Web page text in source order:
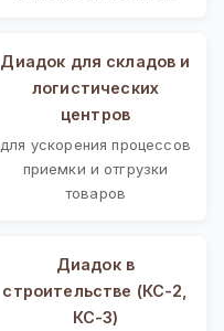
Диадок для складов и
логистических
центров
для ускорения процессов
приемки и отгрузки
товаров
Диадок в
строительстве (КС-2,
КС-3)